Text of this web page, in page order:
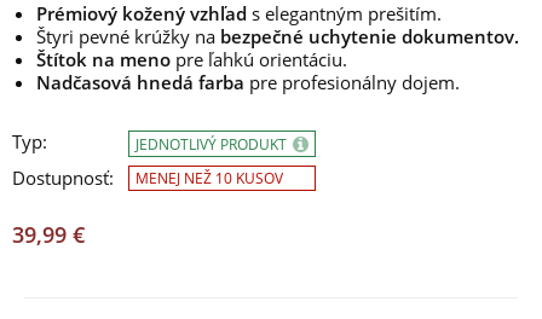
Prémiový kožený vzhľad s elegantným prešitím.
Štyri pevné krúžky na bezpečné uchytenie dokumentov.
Štítok na meno pre ľahkú orientáciu.
Nadčasová hnedá farba pre profesionálny dojem.
Typ:
Dostupnosť:
JEDNOTLIVÝ PRODUKT
MENEJ NEŽ 10 KUSOV
39,99 €